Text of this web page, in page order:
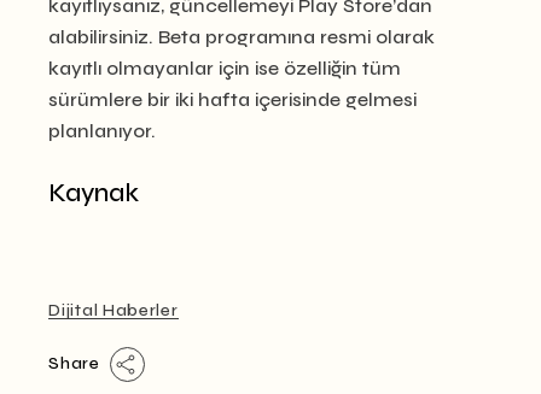
kayıtlıysanız, güncellemeyi Play Store’dan
alabilirsiniz. Beta programına resmi olarak
kayıtlı olmayanlar için ise özelliğin tüm
sürümlere bir iki hafta içerisinde gelmesi
planlanıyor.
Kaynak
Dijital Haberler
Share